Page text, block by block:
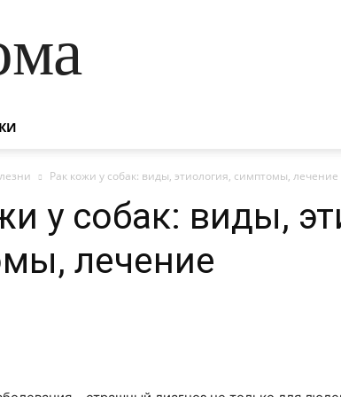
Рак кожи у собак: виды, этиология, симптомы, лечение
у собак: виды,
лечение